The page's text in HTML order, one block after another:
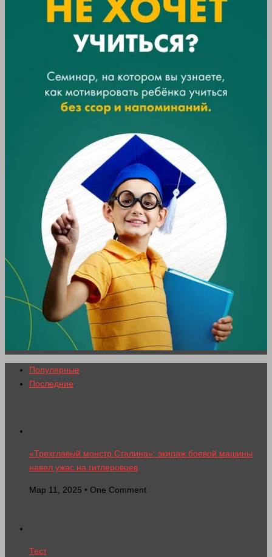
Популярные
Последние
«Трехглавый монстр Сталина»: экипаж боевой машины
навел ужас на гитлеровцев
Мар 11, 2025 • One Comment
Тест